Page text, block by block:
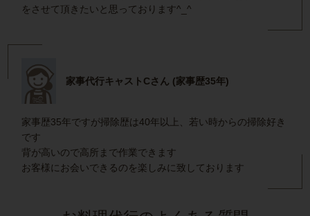
をさせて頂きたいと思っております^_^
家事代行キャストCさん (家事歴35年)
家事歴35年ですが掃除歴は40年以上、若い時からの掃除好き
です
背が高いので高所まで作業できます
お客様にお会いできるのを楽しみに致しております